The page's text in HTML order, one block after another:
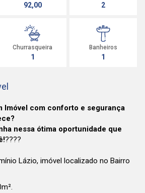
92,00 2
Churrasqueira
1
Banheiros
1
Imóvel com conforto e segurança
nessa ótima oportunidade que
????
Lázio, imóvel localizado no Bairro